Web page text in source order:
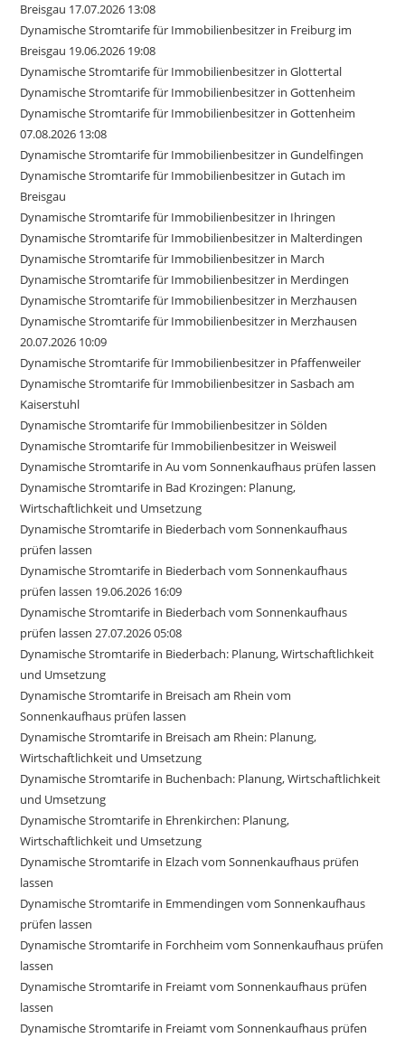
Breisgau 17.07.2026 13:08
Dynamische Stromtarife für Immobilienbesitzer in Freiburg im
Breisgau 19.06.2026 19:08
Dynamische Stromtarife für Immobilienbesitzer in Glottertal
Dynamische Stromtarife für Immobilienbesitzer in Gottenheim
Dynamische Stromtarife für Immobilienbesitzer in Gottenheim
07.08.2026 13:08
Dynamische Stromtarife für Immobilienbesitzer in Gundelfingen
Dynamische Stromtarife für Immobilienbesitzer in Gutach im
Breisgau
Dynamische Stromtarife für Immobilienbesitzer in Ihringen
Dynamische Stromtarife für Immobilienbesitzer in Malterdingen
Dynamische Stromtarife für Immobilienbesitzer in March
Dynamische Stromtarife für Immobilienbesitzer in Merdingen
Dynamische Stromtarife für Immobilienbesitzer in Merzhausen
Dynamische Stromtarife für Immobilienbesitzer in Merzhausen
20.07.2026 10:09
Dynamische Stromtarife für Immobilienbesitzer in Pfaffenweiler
Dynamische Stromtarife für Immobilienbesitzer in Sasbach am
Kaiserstuhl
Dynamische Stromtarife für Immobilienbesitzer in Sölden
Dynamische Stromtarife für Immobilienbesitzer in Weisweil
Dynamische Stromtarife in Au vom Sonnenkaufhaus prüfen lassen
Dynamische Stromtarife in Bad Krozingen: Planung,
Wirtschaftlichkeit und Umsetzung
Dynamische Stromtarife in Biederbach vom Sonnenkaufhaus
prüfen lassen
Dynamische Stromtarife in Biederbach vom Sonnenkaufhaus
prüfen lassen 19.06.2026 16:09
Dynamische Stromtarife in Biederbach vom Sonnenkaufhaus
prüfen lassen 27.07.2026 05:08
Dynamische Stromtarife in Biederbach: Planung, Wirtschaftlichkeit
und Umsetzung
Dynamische Stromtarife in Breisach am Rhein vom
Sonnenkaufhaus prüfen lassen
Dynamische Stromtarife in Breisach am Rhein: Planung,
Wirtschaftlichkeit und Umsetzung
Dynamische Stromtarife in Buchenbach: Planung, Wirtschaftlichkeit
und Umsetzung
Dynamische Stromtarife in Ehrenkirchen: Planung,
Wirtschaftlichkeit und Umsetzung
Dynamische Stromtarife in Elzach vom Sonnenkaufhaus prüfen
lassen
Dynamische Stromtarife in Emmendingen vom Sonnenkaufhaus
prüfen lassen
Dynamische Stromtarife in Forchheim vom Sonnenkaufhaus prüfen
lassen
Dynamische Stromtarife in Freiamt vom Sonnenkaufhaus prüfen
lassen
Dynamische Stromtarife in Freiamt vom Sonnenkaufhaus prüfen